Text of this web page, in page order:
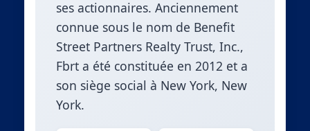
ses actionnaires. Anciennement
connue sous le nom de Benefit
Street Partners Realty Trust, Inc.,
Fbrt a été constituée en 2012 et a
son siège social à New York, New
York.